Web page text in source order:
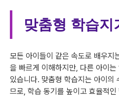
맞춤형 학습지
모든 아이들이 같은 속도로 배우지
을 빠르게 이해하지만, 다른 아이
있습니다. 맞춤형 학습지는 아이의
므로, 학습 동기를 높이고 효율적